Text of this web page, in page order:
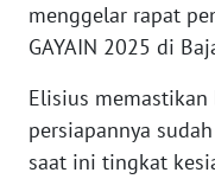
menggelar rapat
GAYAIN 2025 di
Elisius
persiapannya
saat ini tingkat
WN
SULTENG
SULBAR